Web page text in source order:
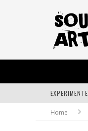
EXPERIMENTE
Home